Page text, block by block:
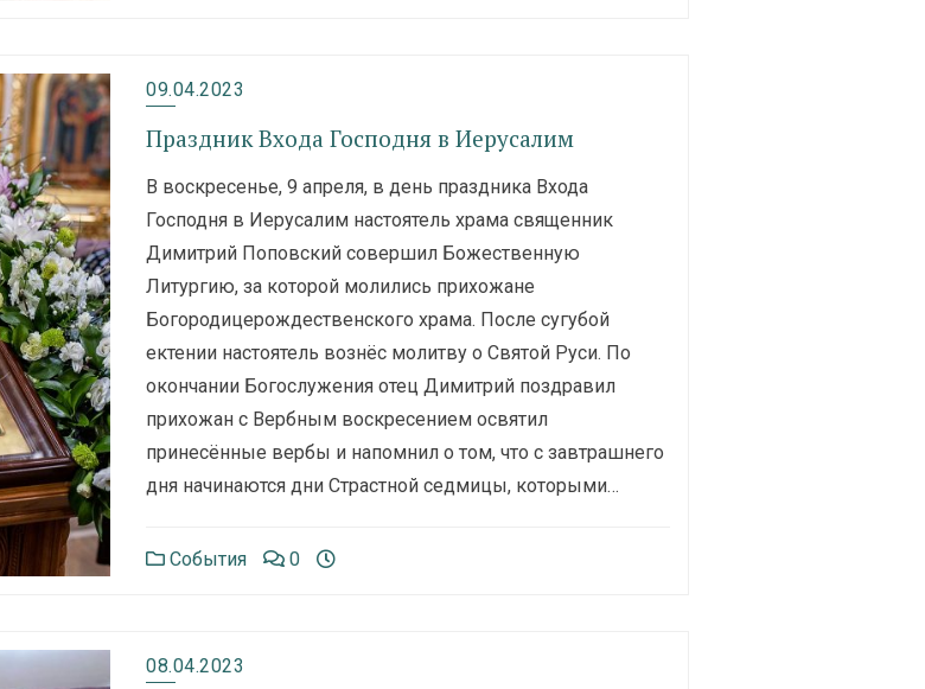
09.04.2023
Праздник Входа Господня в Иерусалим
В воскресенье, 9 апреля, в день праздника Входа
Господня в Иерусалим настоятель храма священник
Димитрий Поповский совершил Божественную
Литургию, за которой молились прихожане
Богородицерождественского храма. После сугубой
ектении настоятель вознёс молитву о Святой Руси. По
окончании Богослужения отец Димитрий поздравил
прихожан с Вербным воскресением освятил
принесённые вербы и напомнил о том, что с завтрашнего
дня начинаются дни Страстной седмицы, которыми…
События 0
08.04.2023